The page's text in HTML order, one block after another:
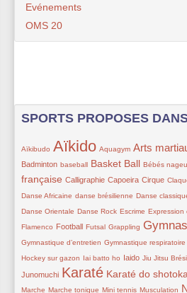
Evénements
OMS 20
SPORTS PROPOSES
28/156
Aïkibudo
148/156Aïkido
21/156 Aquagym
94/156 Arts
12/156
25/156
53/156
Badminton
7/156 baseball
71/156 Basket Ball
7/156 Bébés
48/156
71/156
française
35/156 Calligraphie
49/156 Capoeira
45/156 Cirque
7/156
7/156
66/156
22/156
Danse Africaine
15/156 danse brésilienne
25/156 Danse
14/156
7/156
7/156
Danse Orientale
7/156 Danse Rock
7/156 Escrime
25/156 Expression
7/156
7/156
7/156
Flamenco
52/156 Football
7/156 Futsal
26/156 Grappling
100/156
7/156
25/156
Gymnastique d’entretien
32/156 Gymnastique respiratoire
45/156
15/156
15/156
Hockey sur gazon
31/156 Iai batto ho
48/156 Iaido
26/156 Jiu Jitsu
7/156
99/156
32/156
35/156
Junomuchi
134/156 Karaté
82/156 Karaté do
35/156
35/156
81/156
7/156
Marche
7/156 Marche tonique
19/156 Mini tennis
7/156 Musculation
86/156
60/156
33/156
7/156